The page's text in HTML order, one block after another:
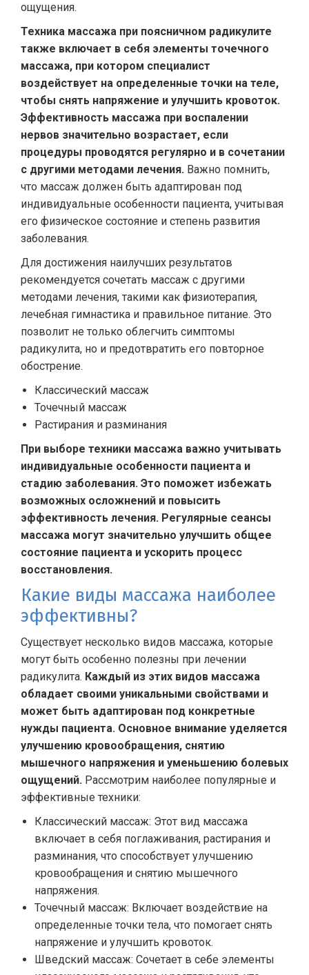
ощущения.
Техника массажа при поясничном радикулите
также включает в себя элементы точечного
массажа, при котором специалист
воздействует на определенные точки на теле,
чтобы снять напряжение и улучшить кровоток.
Эффективность массажа при воспалении
нервов значительно возрастает, если
процедуры проводятся регулярно и в сочетании
с другими методами лечения. Важно помнить,
что массаж должен быть адаптирован под
индивидуальные особенности пациента, учитывая
его физическое состояние и степень развития
заболевания.
Для достижения наилучших результатов
рекомендуется сочетать массаж с другими
методами лечения, такими как физиотерапия,
лечебная гимнастика и правильное питание. Это
позволит не только облегчить симптомы
радикулита, но и предотвратить его повторное
обострение.
Классический массаж
Точечный массаж
Растирания и разминания
При выборе техники массажа важно учитывать
индивидуальные особенности пациента и
стадию заболевания. Это поможет избежать
возможных осложнений и повысить
эффективность лечения. Регулярные сеансы
массажа могут значительно улучшить общее
состояние пациента и ускорить процесс
восстановления.
Какие виды массажа наиболее
эффективны?
Существует несколько видов массажа, которые
могут быть особенно полезны при лечении
радикулита. Каждый из этих видов массажа
обладает своими уникальными свойствами и
может быть адаптирован под конкретные
нужды пациента. Основное внимание уделяется
улучшению кровообращения, снятию
мышечного напряжения и уменьшению болевых
ощущений. Рассмотрим наиболее популярные и
эффективные техники:
Классический массаж: Этот вид массажа
включает в себя поглаживания, растирания и
разминания, что способствует улучшению
кровообращения и снятию мышечного
напряжения.
Точечный массаж: Включает воздействие на
определенные точки тела, что помогает снять
напряжение и улучшить кровоток.
Шведский массаж: Сочетает в себе элементы